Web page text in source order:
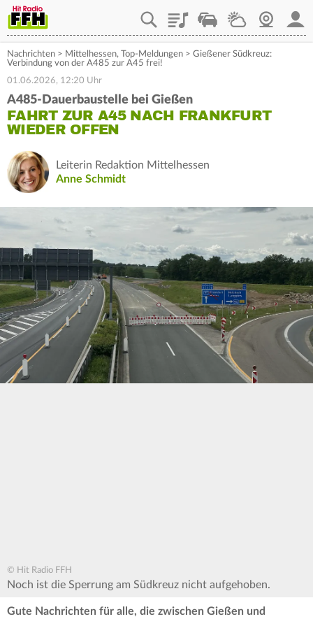
PlaylistStaupilotWetterWebcam
Nachrichten > Mittelhessen, Top-Meldungen > Gießener Südkreuz:
Verbindung von der A485 zur A45 frei!
01.06.2026, 12:20 Uhr
A485-Dauerbaustelle bei Gießen
FAHRT ZUR A45 NACH FRANKFURT
WIEDER OFFEN
Leiterin Redaktion Mittelhessen
Anne Schmidt
© Hit Radio FFH
Noch ist die Sperrung am Südkreuz nicht aufgehoben.
Gute Nachrichten für alle, die zwischen Gießen und